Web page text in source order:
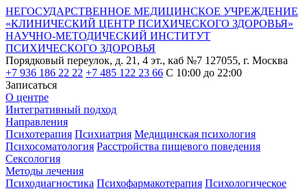
НЕГОСУДАРСТВЕННОЕ МЕДИЦИНСКОЕ УЧРЕЖДЕНИЕ
«КЛИНИЧЕСКИЙ ЦЕНТР ПСИХИЧЕСКОГО ЗДОРОВЬЯ»
НАУЧНО-МЕТОДИЧЕСКИЙ ИНСТИТУТ
ПСИХИЧЕСКОГО ЗДОРОВЬЯ
Порядковый переулок, д. 21, 4 эт., каб №7 127055, г. Москва
+7 936 186 22 22 +7 485 122 23 66 С 10:00 до 22:00
Записаться
О центре
Интегративный подход
Направления
Психотерапия Психиатрия Медицинская психология
Психосоматология Расстройства пищевого поведения
Сексология
Методы лечения
Психодиагностика Психофармакотерапия Психологическое